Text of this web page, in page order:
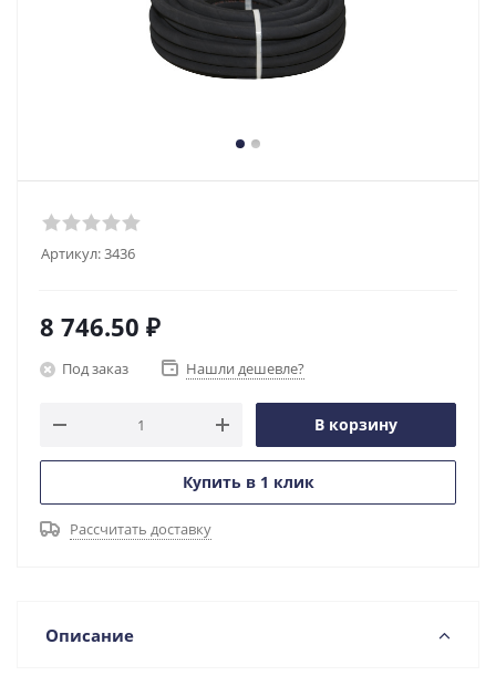
Артикул:3436
8 746.50 ₽
Под заказ Нашли дешевле?
В корзину
Купить в 1 клик
Рассчитать доставку
Описание